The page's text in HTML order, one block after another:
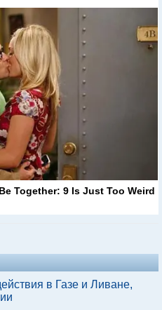
Together: 9 Is Just Too Weird
в Газе и Ливане,